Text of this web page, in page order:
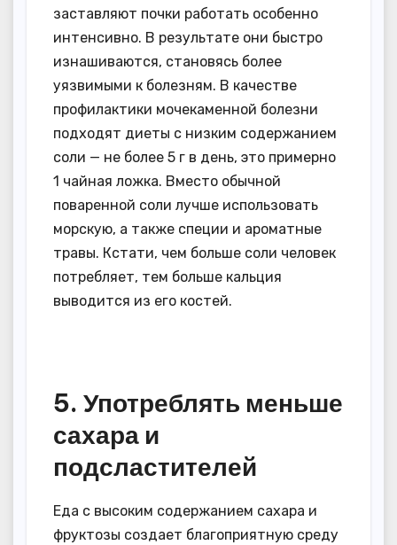
заставляют почки работать особенно
интенсивно. В результате они быстро
изнашиваются, становясь более
уязвимыми к болезням. В качестве
профилактики мочекаменной болезни
подходят диеты с низким содержанием
соли — не более 5 г в день, это примерно
1 чайная ложка. Вместо обычной
поваренной соли лучше использовать
морскую, а также специи и ароматные
травы. Кстати, чем больше соли человек
потребляет, тем больше кальция
выводится из его костей.
5. Употреблять меньше
сахара и
подсластителей
Еда с высоким содержанием сахара и
фруктозы создает благоприятную среду